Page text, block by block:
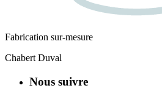
Fabrication sur-mesure
Chabert Duval
Nous suivre